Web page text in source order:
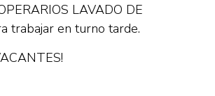
LAVADO DE
trabajar en turno tarde.